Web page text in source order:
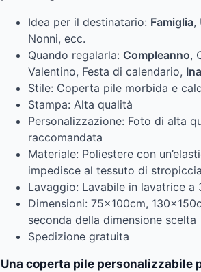
Idea per il destinatario: Famiglia,
Nonni, ecc.
Quando regalarla: Compleanno,
Valentino, Festa di calendario,
Stile: Coperta pile morbida e
Stampa: Alta qualità
Personalizzazione: Foto di alta
raccomandata
Materiale: Poliestere con
impedisce al tessuto di
Lavaggio: Lavabile in lavatrice a
Dimensioni: 75x100cm,
seconda della dimensione scelta
Spedizione gratuita
Una coperta pile personalizzabile